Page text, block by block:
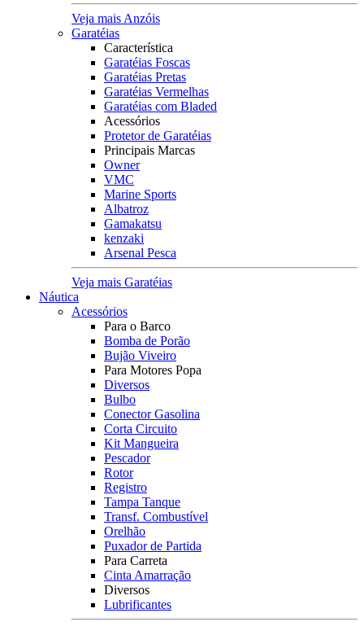
Veja mais Anzóis
Garatéias
Característica
Garatéias Foscas
Garatéias Pretas
Garatéias Vermelhas
Garatéias com Bladed
Acessórios
Protetor de Garatéias
Principais Marcas
Owner
VMC
Marine Sports
Albatroz
Gamakatsu
kenzaki
Arsenal Pesca
Veja mais Garatéias
Náutica
Acessórios
Para o Barco
Bomba de Porão
Bujão Viveiro
Para Motores Popa
Diversos
Bulbo
Conector Gasolina
Corta Circuito
Kit Mangueira
Pescador
Rotor
Registro
Tampa Tanque
Transf. Combustível
Orelhão
Puxador de Partida
Para Carreta
Cinta Amarração
Diversos
Lubrificantes